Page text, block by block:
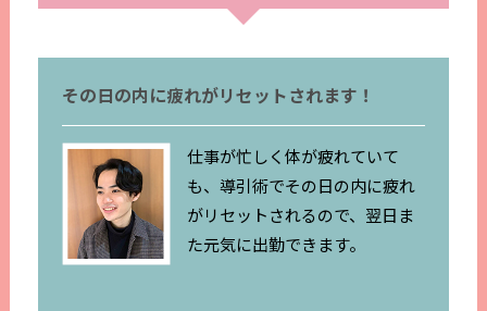
その日の内に疲れがリセットされます！
仕事が忙しく体が疲れていて
も、導引術でその日の内に疲れ
がリセットされるので、翌日ま
た元気に出勤できます。